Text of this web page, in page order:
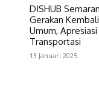
DISHUB
Gerakan
Umum,
Transportasi
13 Januari 2025